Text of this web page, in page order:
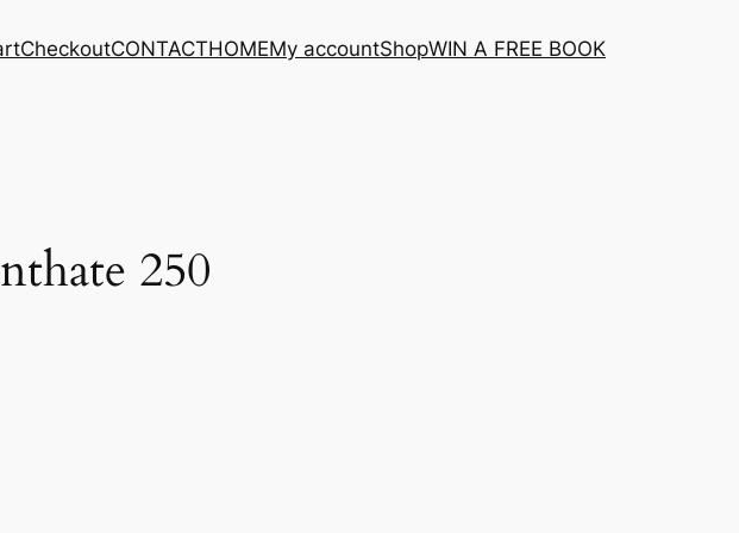
CheckoutCONTACTHOMEMy accountShopWIN A FREE BOOK
250